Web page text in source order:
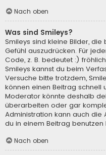
Nach oben
Was sind Smileys?
Smileys sind kleine Bilder,
Gefühl auszudrücken. Für
Code, z. B. bedeutet :)
Smileys kannst du beim
Versuche bitte trotzdem,
können einen Beitrag schnell
Moderator könnte deshalb
überarbeiten oder gar
Administration kann auch die
du in einem Beitrag benutzen
Nach oben